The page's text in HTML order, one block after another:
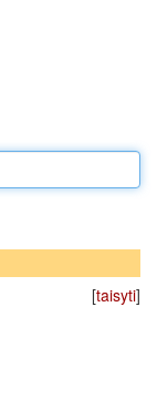
[taisyti]